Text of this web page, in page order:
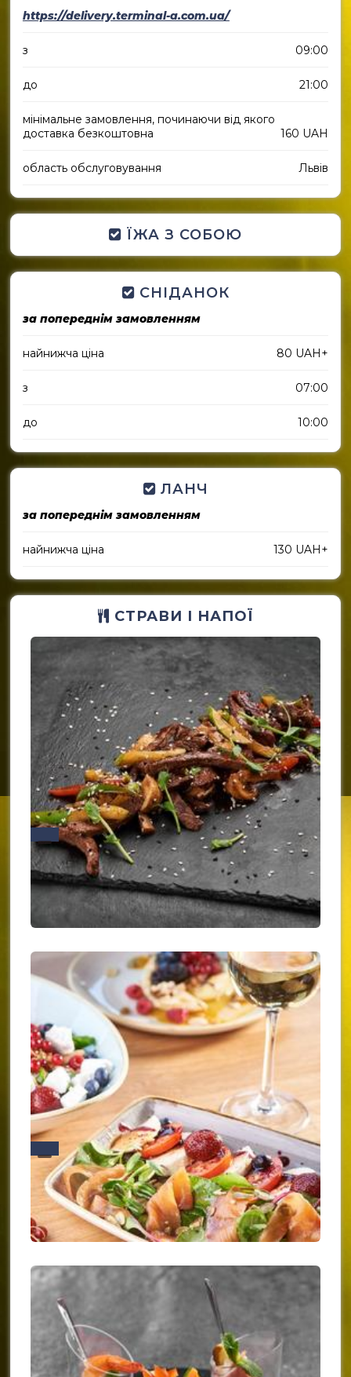
https://delivery.terminal-a.com.ua/
з 09:00
до 21:00
мінімальне замовлення, починаючи від якого
доставка безкоштовна
160 UAH
область обслуговування Львів
ЇЖА З СОБОЮ
СНІДАНОК
за попереднім замовленням
найнижча ціна 80 UAH+
з 07:00
до 10:00
ЛАНЧ
за попереднім замовленням
найнижча ціна 130 UAH+
СТРАВИ І НАПОЇ